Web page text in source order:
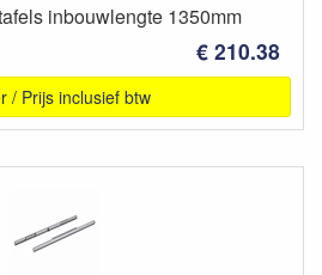
inbouwlengte 1350mm
€ 210.38
/ Prijs inclusief btw